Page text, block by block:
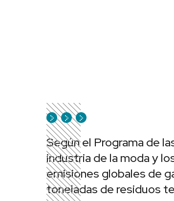
Según el Programa de
industria de la moda y
emisiones globales de
toneladas de residuos